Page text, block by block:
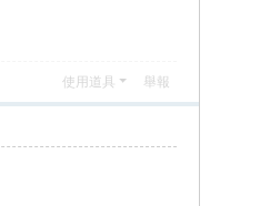
使用道具 舉報